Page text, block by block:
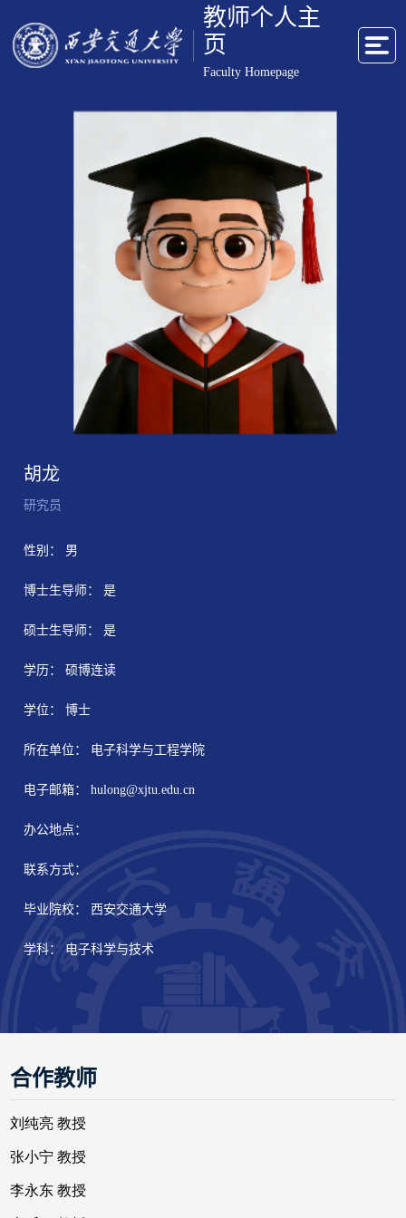
教师个人主
页
Faculty Homepage
胡龙
研究员
性别： 男
博士生导师： 是
硕士生导师： 是
学历： 硕博连读
学位： 博士
所在单位： 电子科学与工程学院
电子邮箱：hulong@xjtu.edu.cn
办公地点：
联系方式：
毕业院校： 西安交通大学
学科： 电子科学与技术
合作教师